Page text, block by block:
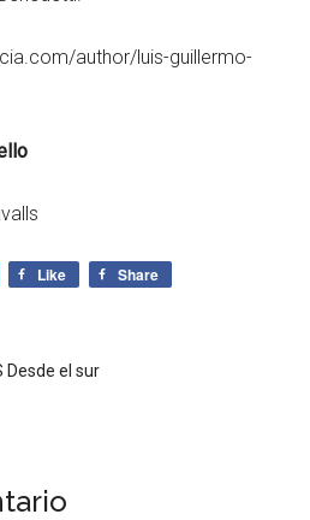
author/luis-guillermo-
Like
Share
Desde el sur